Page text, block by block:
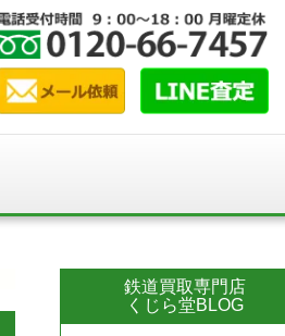
鉄道買取専門店
くじら堂BLOG